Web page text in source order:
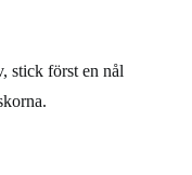
stick först en nål